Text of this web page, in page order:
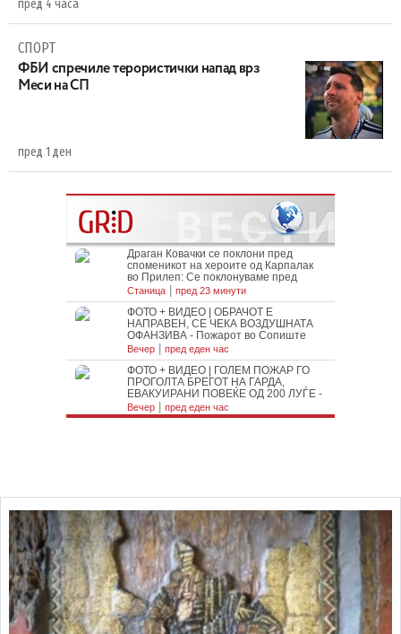
пред 4 часа
СПОРТ
ФБИ спречиле терористички напад врз
Меси на СП
пред 1 ден